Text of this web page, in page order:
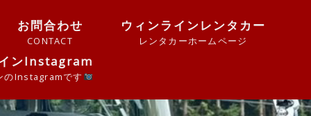
お問合わせ
CONTACT
ウィンラインレンタカー
レンタカーホームページ
ンInstagram
のInstagramです